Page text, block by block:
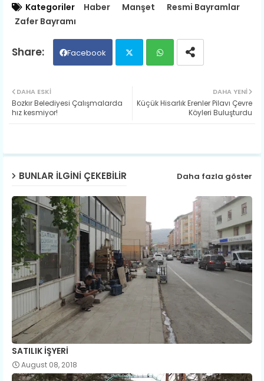
Kategoriler Haber Manşet
Resmi Bayramlar
Zafer Bayramı
Facebook
ats
p
DAHA YENI
Küçük Hisarlık Erenler Pilavı Çevre
Köyleri Buluşturdu
DAHA ESKI
Bozkır Belediyesi Çalışmalarda
hız kesmiyor!
BUNLAR ILGINI ÇEKEBILIR Daha fazla göster
SATILIK İŞYERİ
August 08, 2018